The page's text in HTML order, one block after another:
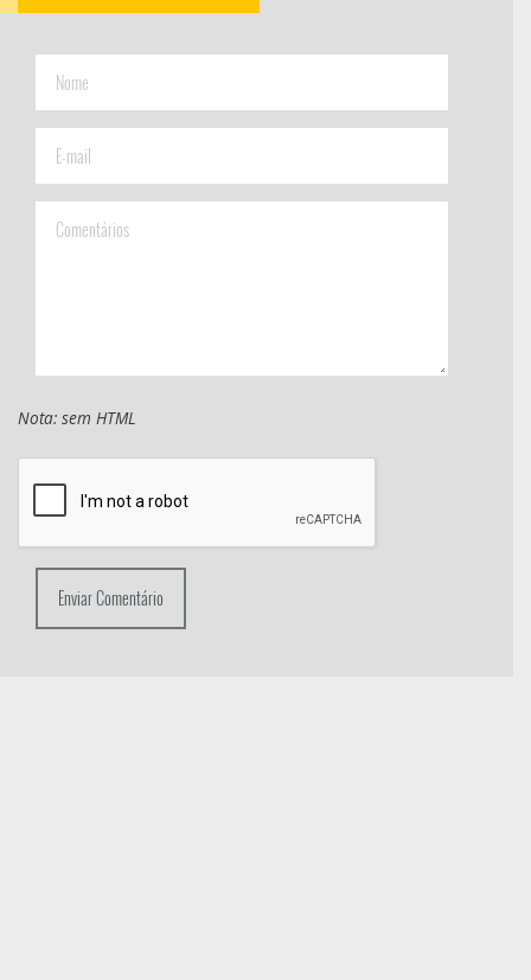
Nota: sem HTML